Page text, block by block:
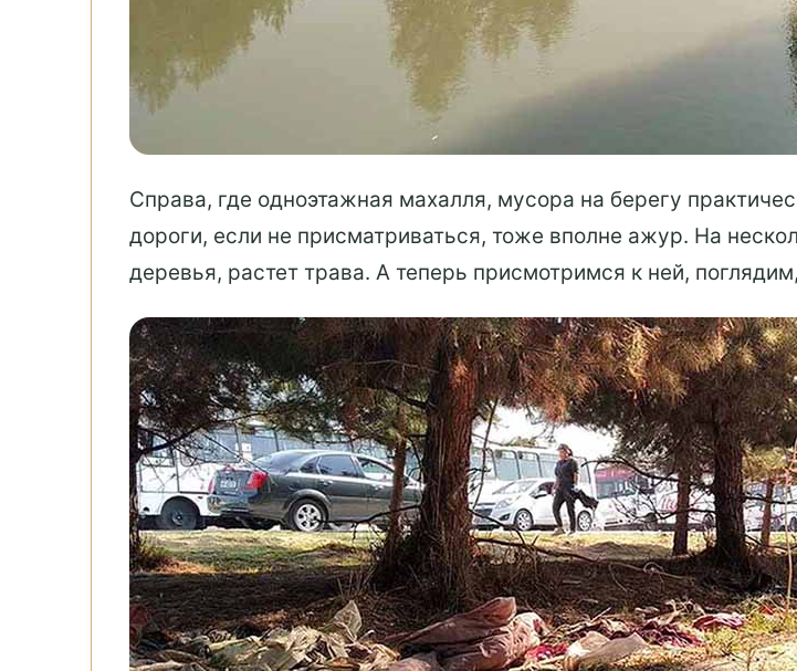
Справа, где одноэтажная махалля, мусора на берегу
дороги, если не присматриваться, тоже вполне ажур. На
деревья, растет трава. А теперь присмотримся к ней,